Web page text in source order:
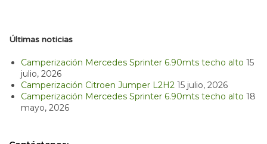
Últimas noticias
Camperización Mercedes Sprinter 6.90mts techo alto 15
julio, 2026
Camperización Citroen Jumper L2H2 15 julio, 2026
Camperización Mercedes Sprinter 6.90mts techo alto 18
mayo, 2026